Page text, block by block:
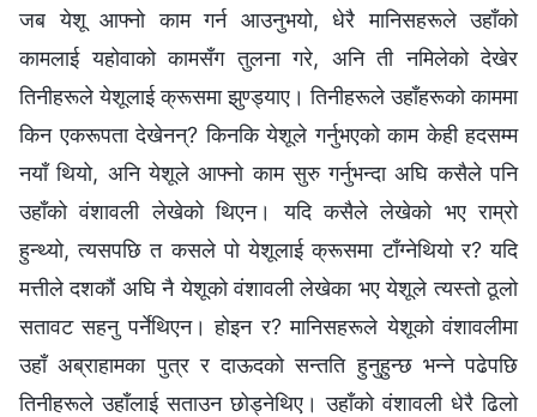
जब येशू आफ्नो काम गर्न आउनुभयो, धेरै मानिसहरूले उहाँको
कामलाई यहोवाको कामसँग तुलना गरे, अनि ती नमिलेको देखेर
तिनीहरूले येशूलाई क्रूसमा झुण्ड्याए। तिनीहरूले उहाँहरूको काममा
किन एकरूपता देखेनन्? किनकि येशूले गर्नुभएको काम केही हदसम्म
नयाँ थियो, अनि येशूले आफ्नो काम सुरु गर्नुभन्दा अघि कसैले पनि
उहाँको वंशावली लेखेको थिएन। यदि कसैले लेखेको भए राम्रो
हुन्थ्यो, त्यसपछि त कसले पो येशूलाई क्रूसमा टाँग्‍नेथियो र? यदि
मत्तीले दशकौं अघि नै येशूको वंशावली लेखेका भए येशूले त्यस्तो ठूलो
सतावट सहनु पर्नेथिएन। होइन र? मानिसहरूले येशूको वंशावलीमा
उहाँ अब्राहामका पुत्र र दाऊदको सन्तति हुनुहुन्छ भन्‍ने पढेपछि
तिनीहरूले उहाँलाई सताउन छोड्नेथिए। उहाँको वंशावली धेरै ढिलो